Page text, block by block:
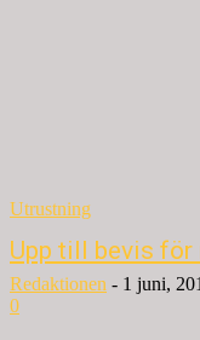
Utrustning
Upp till bevis för
Redaktionen - 1 juni,
0